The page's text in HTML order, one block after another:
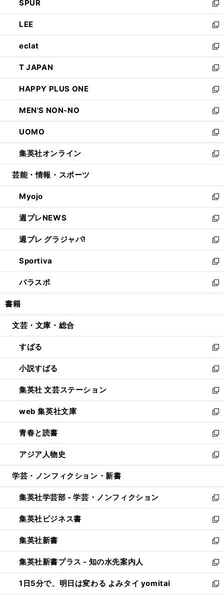
で
開
く
ド
ウ
で
開
く
ィ
ン
ド
ウ
で
開
く
い
ウ
ィ
ン
ド
ウ
で
開
く
SPUR
新
し
い
ウ
ィ
ン
ド
ウ
で
開
く
LEE
新
し
い
ウ
ィ
ン
ド
ウ
で
開
く
eclat
新
し
い
ウ
ィ
ン
ド
ウ
で
開
く
T JAPAN
新
し
い
ウ
ィ
ン
ド
ウ
で
開
HAPPY PLUS ONE
新
し
い
ウ
ィ
ン
ド
ウ
開
く
MEN'S NON-NO
新
し
い
ウ
ィ
ン
ウ
で
開
く
UOMO
新
し
い
ウ
ン
ド
ウ
で
開
く
集英社オンライン
新
し
ウ
ィ
ン
ド
ウ
で
開
く
芸能・情報・スポーツ
Myojo
新
し
い
ウ
ィ
ン
ド
ウ
で
開
週プレNEWS
新
し
い
ウ
ィ
ン
ド
ウ
開
週プレ グラジャパ!
新
し
い
ウ
ィ
ン
ウ
開
く
Sportiva
新
し
い
ウ
ン
ウ
で
開
く
パラスポ
新
し
ウ
ン
ド
ウ
で
開
く
書籍
文芸・文庫・総合
すばる
新
し
い
ウ
ィ
ン
ド
ウ
で
開
く
小説すばる
新
し
い
ウ
ィ
ン
ド
ウ
で
開
集英社 文芸ステーション
新
し
い
ウ
ィ
ン
ド
ウ
開
く
web 集英社文庫
新
し
い
ウ
ィ
ン
ウ
で
開
く
青春と読書
新
し
い
ウ
ン
ド
ウ
で
開
く
アジア人物史
新
し
ウ
ィ
ン
ド
ウ
で
開
く
学芸・ノンフィクション・新書
集英社学芸部 - 学芸・ノンフィクション
新
し
い
ウ
ィ
ン
ド
ウ
で
開
集英社ビジネス書
新
し
い
ウ
ィ
ン
ド
ウ
集英社新書
新
し
い
ウ
ィ
ン
集英社新書プラス - 知の水先案内人
新
し
い
ウ
1日5分で、明日は変わる よみタイ yomitai
新
し